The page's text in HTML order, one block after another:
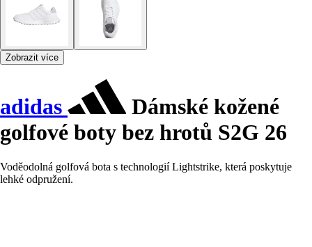
Zobrazit více
adidas
Dámské kožené
golfové boty bez hrotů S2G 26
Voděodolná golfová bota s technologií Lightstrike, která poskytuje
lehké odpružení.